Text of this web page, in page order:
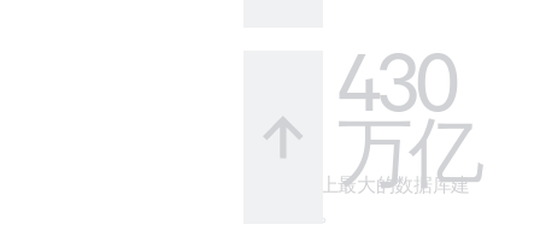
430
万亿
借助市场上最大的数据库建